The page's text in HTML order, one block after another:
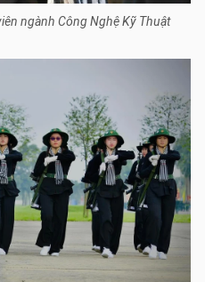
ngành Công Nghệ Kỹ Thuật